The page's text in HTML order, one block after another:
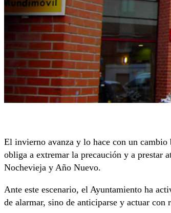
El invierno avanza y lo hace con un cambio
obliga a extremar la precaución y a prestar
Nochevieja y Año Nuevo.
Ante este escenario, el Ayuntamiento ha
de alarmar, sino de anticiparse y actuar con